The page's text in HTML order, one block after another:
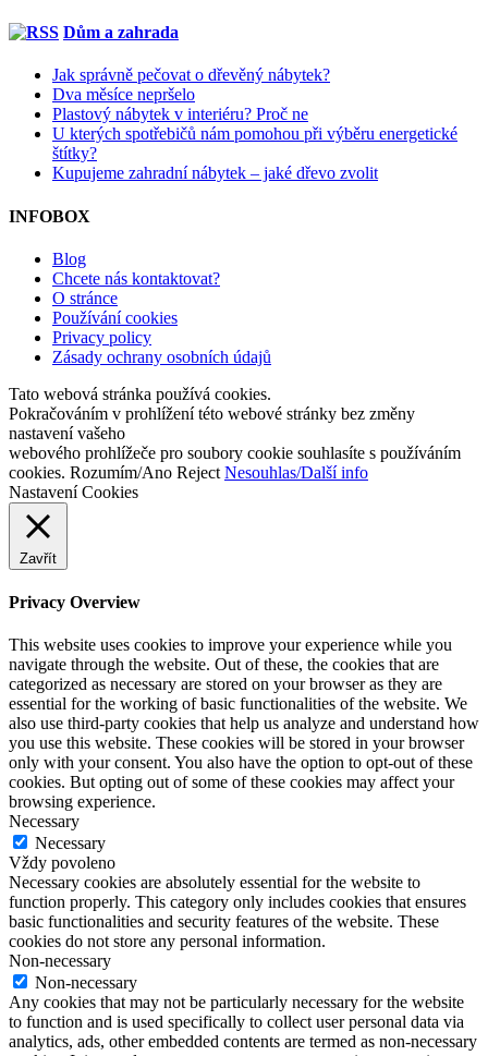
Dům a zahrada
Jak správně pečovat o dřevěný nábytek?
Dva měsíce nepršelo
Plastový nábytek v interiéru? Proč ne
U kterých spotřebičů nám pomohou při výběru energetické
štítky?
Kupujeme zahradní nábytek – jaké dřevo zvolit
INFOBOX
Blog
Chcete nás kontaktovat?
O stránce
Používání cookies
Privacy policy
Zásady ochrany osobních údajů
Tato webová stránka používá cookies.
Pokračováním v prohlížení této webové stránky bez změny
nastavení vašeho
webového prohlížeče pro soubory cookie souhlasíte s používáním
cookies. Rozumím/Ano Reject Nesouhlas/Další info
Nastavení Cookies
Zavřít
Privacy Overview
This website uses cookies to improve your experience while you
navigate through the website. Out of these, the cookies that are
categorized as necessary are stored on your browser as they are
essential for the working of basic functionalities of the website. We
also use third-party cookies that help us analyze and understand how
you use this website. These cookies will be stored in your browser
only with your consent. You also have the option to opt-out of these
cookies. But opting out of some of these cookies may affect your
browsing experience.
Necessary
Necessary
Vždy povoleno
Necessary cookies are absolutely essential for the website to
function properly. This category only includes cookies that ensures
basic functionalities and security features of the website. These
cookies do not store any personal information.
Non-necessary
Non-necessary
Any cookies that may not be particularly necessary for the website
to function and is used specifically to collect user personal data via
analytics, ads, other embedded contents are termed as non-necessary